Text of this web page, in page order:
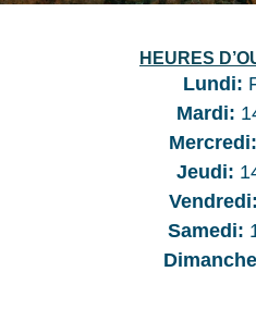
HEURES
Lundi:
Mardi:
Mercredi:
Jeudi:
Vendredi:
Samedi: